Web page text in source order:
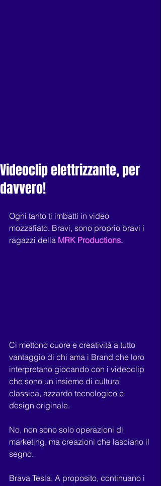
Videoclip elettrizzante, per
davvero!
Ogni tanto ti imbatti in video
mozzafiato. Bravi, sono proprio bravi i
ragazzi della MRK Productions.
Ci mettono cuore e creatività a tutto
vantaggio di chi ama i Brand che loro
interpretano giocando con i videoclip
che sono un insieme di cultura
classica, azzardo tecnologico e
design originale.
No, non sono solo operazioni di
marketing, ma creazioni che lasciano il
segno.
Brava Tesla, A proposito, continuano i